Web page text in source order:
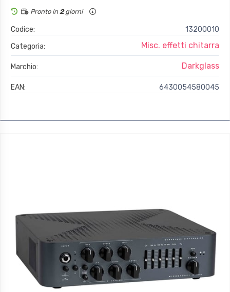
Pronto in 2giorni
Codice:
13200010
Categoria:
Misc. effetti chitarra
Marchio: Darkglass
EAN: 6430054580045